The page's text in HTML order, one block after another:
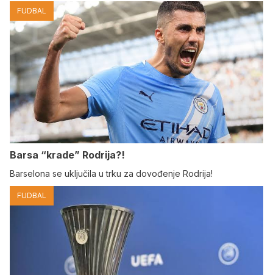
FUDBAL
Barsa “krade” Rodrija?!
Barselona se uključila u trku za dovođenje Rodrija!
FUDBAL